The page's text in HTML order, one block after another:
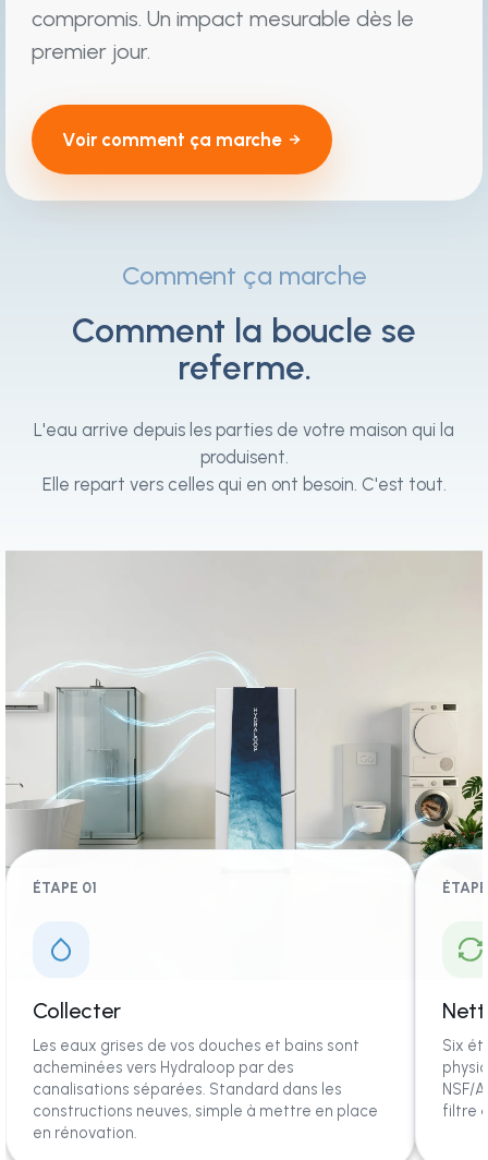
compromis. Un impact mesurable dès le
premier jour.
Voir comment ça marche
Comment ça marche
Comment la boucle se
referme.
L'eau arrive depuis les parties de votre maison qui la
produisent.
Elle repart vers celles qui en ont besoin. C'est tout.
ÉTAPE 01
Collecter
Les eaux grises de vos douches et bains sont
acheminées vers Hydraloop par des
canalisations séparées. Standard dans les
constructions neuves, simple à mettre en place
en rénovation.
Six
NSF/
filtre